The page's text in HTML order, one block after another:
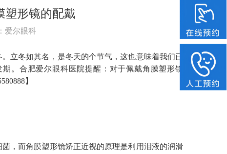
塑形镜的配戴
爱尔眼科
立冬如其名，是冬天的个节气，这也意味着我们已
。合肥爱尔眼科医院提醒：对于佩戴角膜塑形镜
】
，而角膜塑形镜矫正近视的原理是利用泪液的润滑